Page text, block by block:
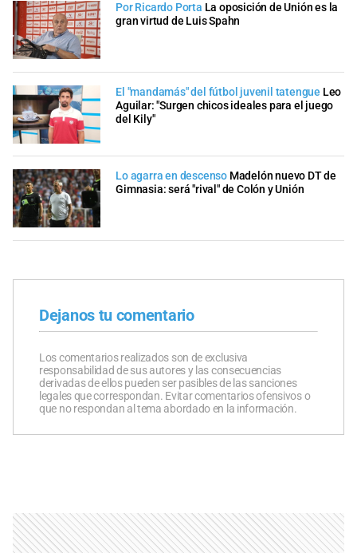
Por Ricardo Porta La oposición de Unión es la
gran virtud de Luis Spahn
El "mandamás" del fútbol juvenil tatengue Leo
Aguilar: "Surgen chicos ideales para el juego
del Kily"
Lo agarra en descenso Madelón nuevo DT de
Gimnasia: será "rival" de Colón y Unión
Dejanos tu comentario
Los comentarios realizados son de exclusiva
responsabilidad de sus autores y las consecuencias
derivadas de ellos pueden ser pasibles de las sanciones
legales que correspondan. Evitar comentarios ofensivos o
que no respondan al tema abordado en la información.